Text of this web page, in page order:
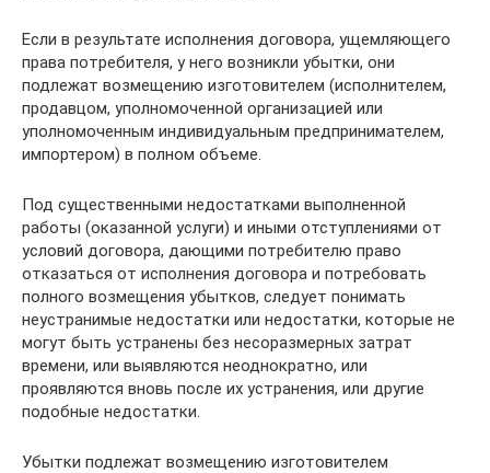
Если в результате исполнения договора, ущемляющего
права потребителя, у него возникли убытки, они
подлежат возмещению изготовителем (исполнителем,
продавцом, уполномоченной организацией или
уполномоченным индивидуальным предпринимателем,
импортером) в полном объеме.
Под существенными недостатками выполненной
работы (оказанной услуги) и иными отступлениями от
условий договора, дающими потребителю право
отказаться от исполнения договора и потребовать
полного возмещения убытков, следует понимать
неустранимые недостатки или недостатки, которые не
могут быть устранены без несоразмерных затрат
времени, или выявляются неоднократно, или
проявляются вновь после их устранения, или другие
подобные недостатки.
Убытки подлежат возмещению изготовителем